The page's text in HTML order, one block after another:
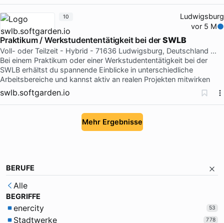
Ludwigsburg
vor 5 M
Praktikum / Werkstudententätigkeit bei derSWLB
Voll- oder Teilzeit - Hybrid - 71636 Ludwigsburg, Deutschland …
Bei einem Praktikum oder einer Werkstudententätigkeit bei der
SWLB erhältst du spannende Einblicke in unterschiedliche
Arbeitsbereiche und kannst aktiv an realen Projekten mitwirken
swlb.softgarden.io
10
Mehr Ergebnisse
BERUFE
Alle
BEGRIFFE
enercity 53
Stadtwerke 778